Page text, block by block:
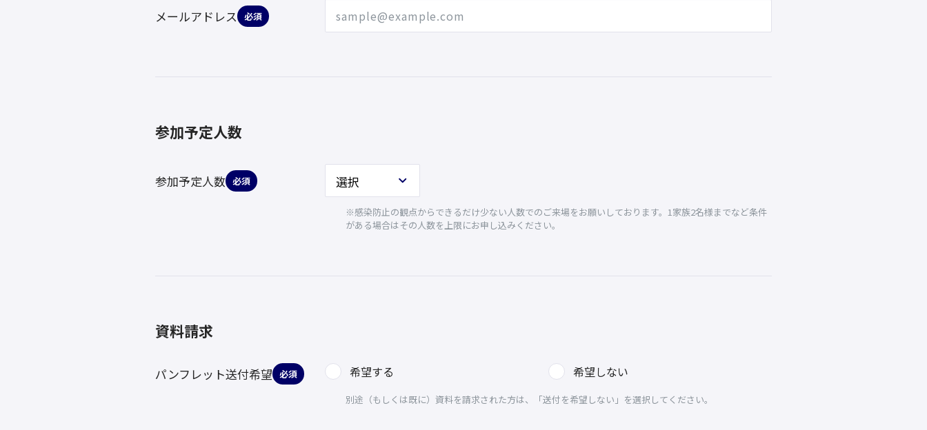
メールアドレス 必須
参加予定人数
参加予定人数 必須
※感染防止の観点からできるだけ少ない人数でのご来場をお願いしております。1家族2名様までなど条件
がある場合はその人数を上限にお申し込みください。
資料請求
パンフレット送付希望 必須 希望する 希望しない
別途（もしくは既に）資料を請求された方は、「送付を希望しない」を選択してください。